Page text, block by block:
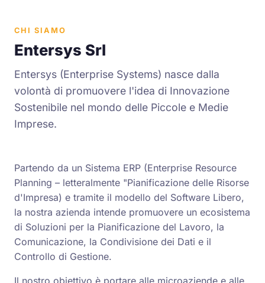
CHI SIAMO
Entersys Srl
Entersys (Enterprise Systems) nasce dalla
volontà di promuovere l'idea di Innovazione
Sostenibile nel mondo delle Piccole e Medie
Imprese.
Partendo da un Sistema ERP (Enterprise Resource
Planning – letteralmente "Pianificazione delle Risorse
d'Impresa) e tramite il modello del Software Libero,
la nostra azienda intende promuovere un ecosistema
di Soluzioni per la Pianificazione del Lavoro, la
Comunicazione, la Condivisione dei Dati e il
Controllo di Gestione.
Il nostro obiettivo è portare alle microaziende e alle